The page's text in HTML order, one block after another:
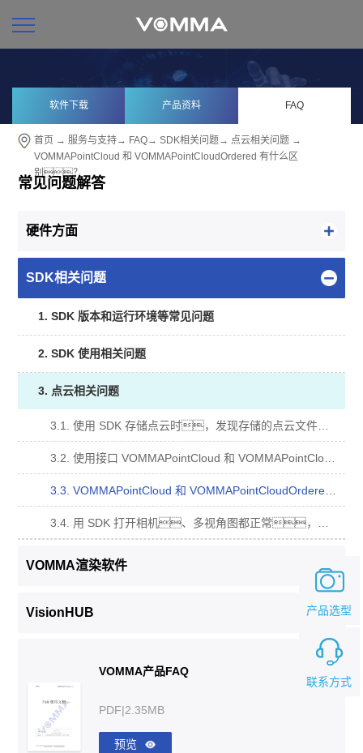
软件下载 产品资料 FAQ
首页 →服务与支持→ FAQ→SDK相关问题 → 点云相关问题 →
VOMMAPointCloud 和 VOMMAPointCloudOrdered 有什么区
别？
常见问题解答
硬件方面
SDK相关问题
1. SDK 版本和运行环境等常见问题
2. SDK 使用相关问题
3. 点云相关问题
VOMMA渲染软件
VisionHUB
VOMMA产品FAQ
PDF|2.35MB
预览
联系方式
产品选型